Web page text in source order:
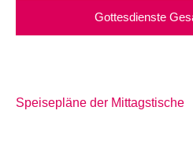
Gottesdienste
Speisepläne der Mittagstische